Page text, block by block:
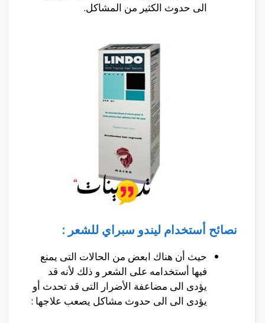
الى حدوث الكثير من المشاكل.
نصائح أستخدام ليندو سبراي للشعر :
حيث أن هناك ابعض من الحالات التى يمنع
فيها أستخدامه على الشعر و ذلك لأنه قد
يؤدى الى مضاعفة الأضرار التى قد تحدث أو
يؤدى الى الى حدوث مشاكل يصعب علاجها :